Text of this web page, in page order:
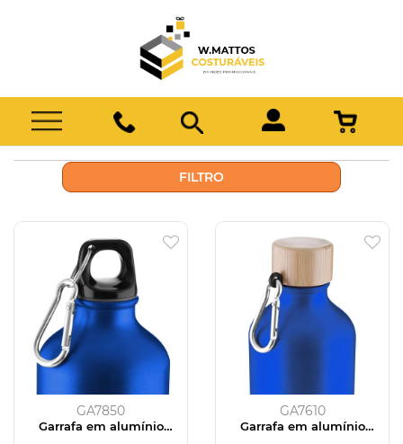
FILTRO
GA7850
Garrafa em alumínio
GA7610
Garrafa em alumínio